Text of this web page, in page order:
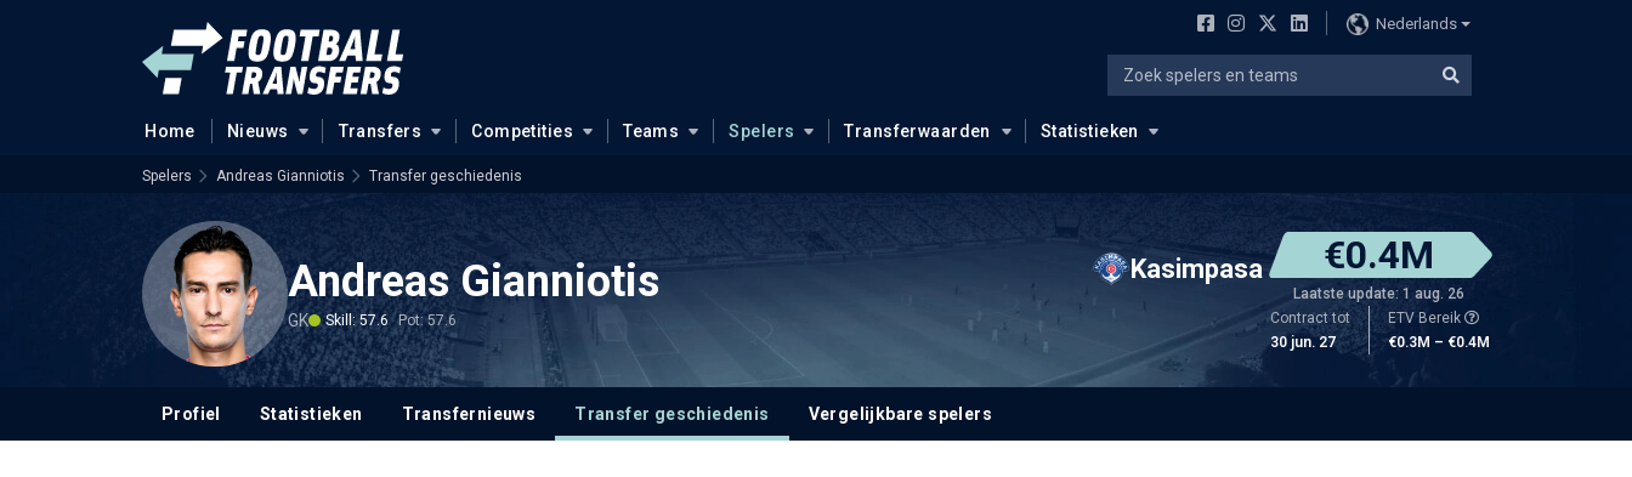
Nederlands
Home Nieuws Transfers Competities Teams Spelers Transferwaarden Statistieken
Spelers Andreas Gianniotis Transfer geschiedenis
Andreas Gianniotis
GK Skill: 57.6 Pot: 57.6
Kasimpasa €0.4M
Laatste update: 1 aug. 26
Contract tot
30 jun. 27
ETV Bereik
€0.3M – €0.4M
Profiel Statistieken Transfernieuws Transfer geschiedenis Vergelijkbare spelers